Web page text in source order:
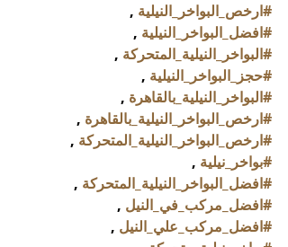
#ارخص_البواخر_النيلية ,
#افضل_البواخر_النيلية ,
#البواخر_النيلية_المتحركة ,
#حجز_البواخر_النيلية ,
#البواخر_النيلية_بالقاهرة ,
#ارخص_البواخر_النيلية_بالقاهرة ,
#ارخص_البواخر_النيلية_المتحركة ,
#بواخر_نيلية ,
#افضل_البواخر_النيلية_المتحركة ,
#افضل_مركب_في_النيل ,
#افضل_مركب_علي_النيل ,